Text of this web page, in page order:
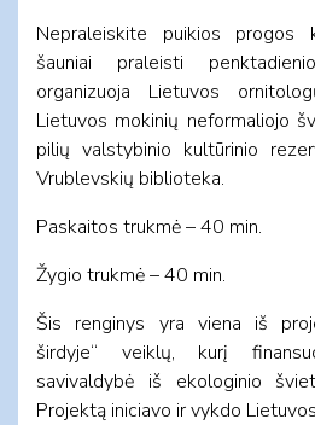
Nepraleiskite puikios progos
šauniai praleisti
organizuoja Lietuvos
Lietuvos mokinių neformaliojo
pilių valstybinio kultūrinio
Vrublevskių biblioteka.
Paskaitos trukmė – 40 min.
Žygio trukmė – 40 min.
Šis renginys yra viena iš
širdyje“ veiklų, kurį
savivaldybė iš ekologinio
Projektą iniciavo ir vykdo